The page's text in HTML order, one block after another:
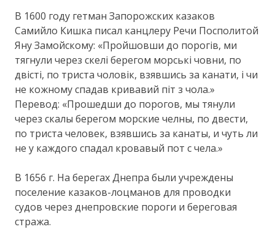
В 1600 году гетман Запорожских казаков
Самийло Кишка писал канцлеру Речи Посполитой
Яну Замойскому: «Пройшовши до порогів, ми
тягнули через скелі берегом морські човни, по
двісті, по триста чоловік, взявшись за канати, і чи
не кожному спадав кривавий піт з чола.»
Перевод: «Прошедши до порогов, мы тянули
через скалы берегом морские челны, по двести,
по триста человек, взявшись за канаты, и чуть ли
не у каждого спадал кровавый пот с чела.»
В 1656 г. На берегах Днепра были учреждены
поселение казаков-лоцманов для проводки
судов через днепровские пороги и береговая
стража.